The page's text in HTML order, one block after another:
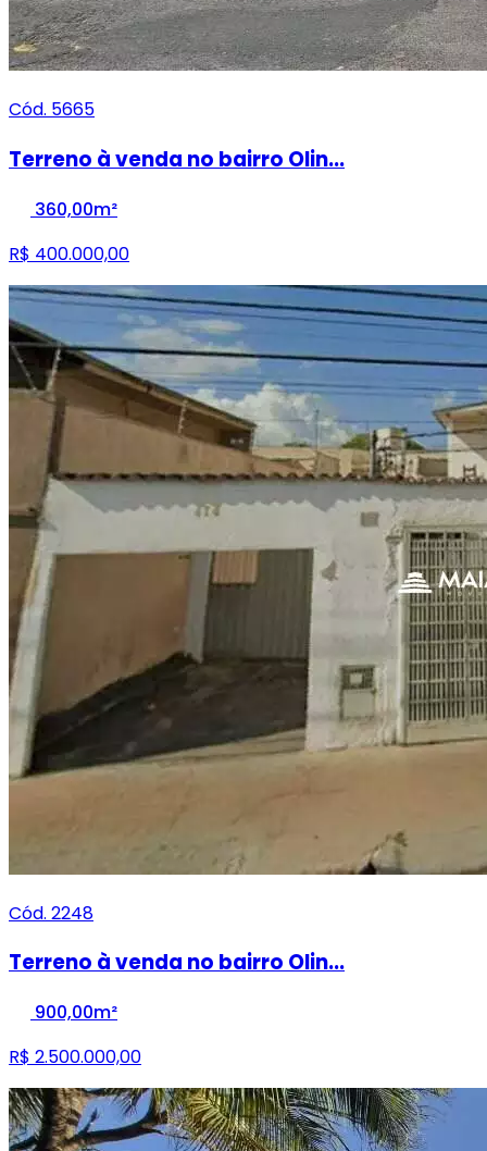
Cód. 5665
Terreno à venda no bairro Olin...
360,00m²
R$ 400.000,00
Cód. 2248
Terreno à venda no bairro Olin...
900,00m²
R$ 2.500.000,00